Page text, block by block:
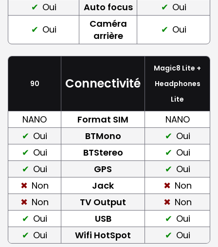
Oui Auto focus
Oui
Oui
Caméra
arrière
Oui
90 Connectivité
Magic8 Lite +
Headphones
Lite
NANO Format SIM
NANO
Oui
BTMono
Oui
Oui
BTStereo
Oui
Oui
GPS
Oui
Non
Jack
Non
Non
TV Output
Non
Oui
USB
Oui
Oui
Wifi HotSpot Oui